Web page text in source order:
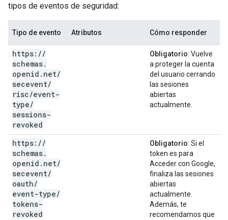
tipos de eventos de seguridad:
Tipo de evento Atributos Cómo responder
https: //
schemas.
openid . net/
secevent/
risc/event-
type/
sessions-
revoked
Obligatorio: Vuelve
a proteger la cuenta
del usuario cerrando
las sesiones
abiertas
actualmente.
https: //
schemas.
openid . net/
secevent/
oauth/
event-type/
tokens-
revoked
Obligatorio: Si el
token es para
Acceder con Google,
finaliza las sesiones
abiertas
actualmente.
Además, te
recomendamos que